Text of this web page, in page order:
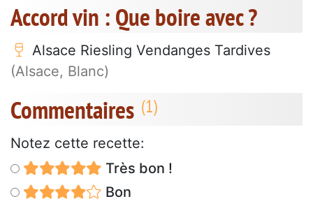
Accord vin : Que boire avec ?
Alsace Riesling Vendanges Tardives
(Alsace, Blanc)
Commentaires
Notez cette recette:
Très bon !
Bon